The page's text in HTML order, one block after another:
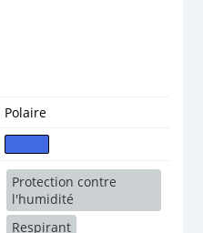
Polaire
Protection contre
l'humidité
Respirant